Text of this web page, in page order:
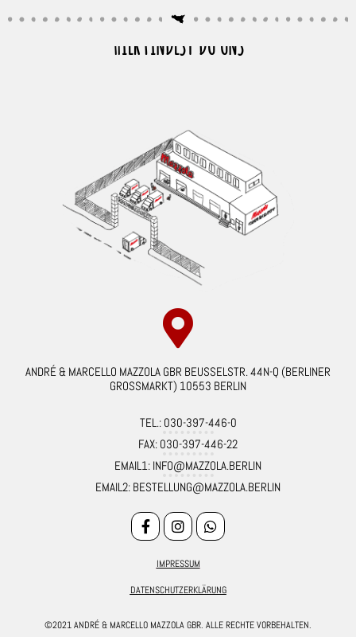
HIER FINDEST DU UNS
ANDRÉ & MARCELLO MAZZOLA GBR BEUSSELSTR. 44N-Q (BERLINER
GROSSMARKT) 10553 BERLIN
TEL.: 030-397-446-0
FAX: 030-397-446-22
EMAIL1: INFO@MAZZOLA.BERLIN
EMAIL2: BESTELLUNG@MAZZOLA.BERLIN
IMPRESSUM
DATENSCHUTZERKLÄRUNG
©2021 ANDRÉ & MARCELLO MAZZOLA GBR. ALLE RECHTE VORBEHALTEN.